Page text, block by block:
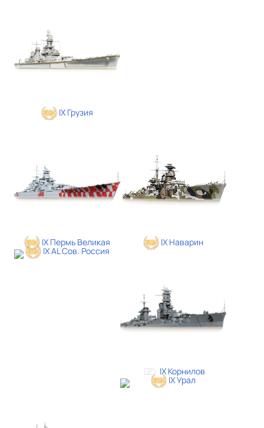
IX Грузия
IX Пермь Великая
IX Наварин
IX AL Сов. Россия
IX Корнилов
IX Урал